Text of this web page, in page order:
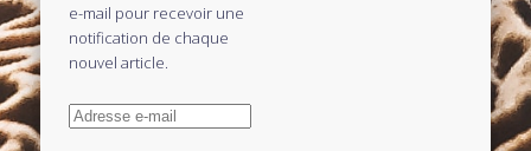
e-mail pour recevoir une
notification de chaque
nouvel article.
Adresse